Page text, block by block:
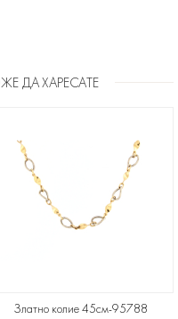
ДА ХАРЕСАТЕ
Златно колие 45см-95788